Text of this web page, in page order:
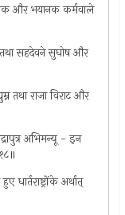
और भयानक कर्मवाले
सहदेवने सुघोष और
तथा राजा विराट और
अभिमन्यू - इन
अर्थात्